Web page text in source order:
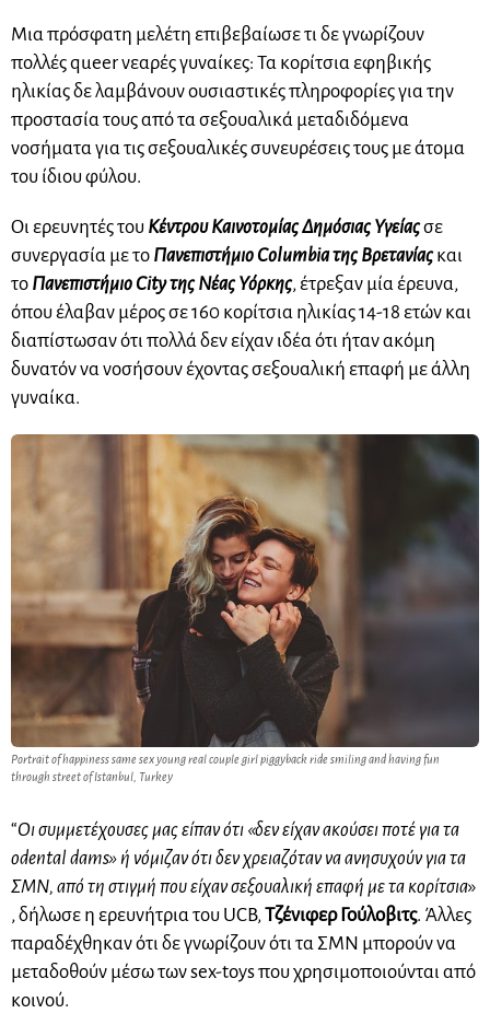
Μια πρόσφατη μελέτη επιβεβαίωσε τι δε γνωρίζουν
πολλές queer νεαρές γυναίκες: Τα κορίτσια εφηβικής
ηλικίας δε λαμβάνουν ουσιαστικές πληροφορίες για την
προστασία τους από τα σεξουαλικά μεταδιδόμενα
νοσήματα για τις σεξουαλικές συνευρέσεις τους με άτομα
του ίδιου φύλου.
Οι ερευνητές του Κέντρου Καινοτομίας Δημόσιας Υγείαςσε
συνεργασία με το Πανεπιστήμιο Columbia της Βρετανίαςκαι
το Πανεπιστήμιο City της Νέας Υόρκης, έτρεξαν μία έρευνα,
όπου έλαβαν μέρος σε 160 κορίτσια ηλικίας 14-18 ετών και
διαπίστωσαν ότι πολλά δεν είχαν ιδέα ότι ήταν ακόμη
δυνατόν να νοσήσουν έχοντας σεξουαλική επαφή με άλλη
γυναίκα.
Portrait of happiness same sex young real couple girl piggyback ride smiling and having fun
through street of Istanbul, Turkey
“Οι συμμετέχουσες μας είπαν ότι «δεν είχαν ακούσει ποτέ για τα
οdental dams» ή νόμιζαν ότι δεν χρειαζόταν να ανησυχούν για τα
ΣΜΝ, από τη στιγμή που είχαν σεξουαλική επαφή με τα κορίτσια»
, δήλωσε η ερευνήτρια του UCB, Τζένιφερ Γούλοβιτς. Άλλες
παραδέχθηκαν ότι δε γνωρίζουν ότι τα ΣΜΝ μπορούν να
μεταδοθούν μέσω των sex-toys που χρησιμοποιούνται από
κοινού.